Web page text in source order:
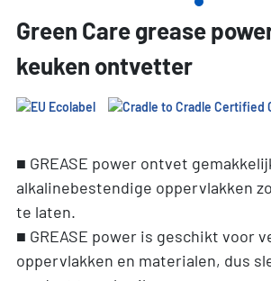
Green Care grease
keuken ontvetter
■ GREASE power ontvet
alkalinebestendige oppervlakken
te laten.
■ GREASE power is geschikt voor
oppervlakken en materialen, dus